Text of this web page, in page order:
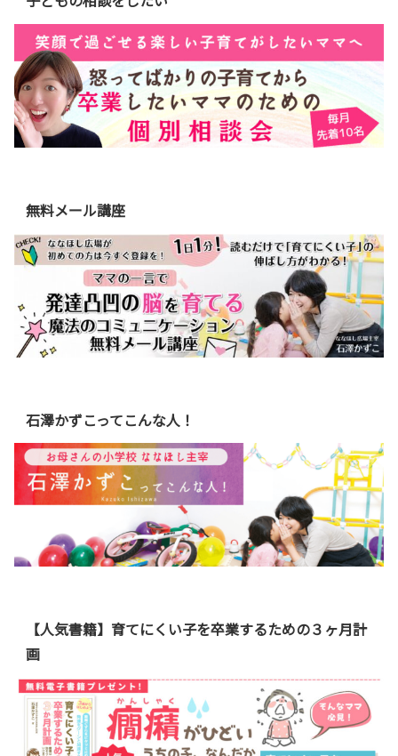
無料メール講座
石澤かずこってこんな人！
【人気書籍】育てにくい子を卒業するための３ヶ月計
画